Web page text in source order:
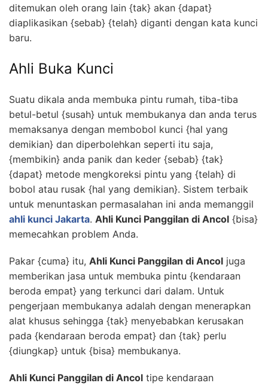
ditemukan oleh orang lain {tak} akan {dapat}
diaplikasikan {sebab} {telah} diganti dengan kata kunci
baru.
Ahli Buka Kunci
Suatu dikala anda membuka pintu rumah, tiba-tiba
betul-betul {susah} untuk membukanya dan anda terus
memaksanya dengan membobol kunci {hal yang
demikian} dan diperbolehkan seperti itu saja,
{membikin} anda panik dan keder {sebab} {tak}
{dapat} metode mengkoreksi pintu yang {telah} di
bobol atau rusak {hal yang demikian}. Sistem terbaik
untuk menuntaskan permasalahan ini anda memanggil
ahli kunci Jakarta. Ahli Kunci Panggilan di Ancol {bisa}
memecahkan problem Anda.
Pakar {cuma} itu, Ahli Kunci Panggilan di Ancol juga
memberikan jasa untuk membuka pintu {kendaraan
beroda empat} yang terkunci dari dalam. Untuk
pengerjaan membukanya adalah dengan menerapkan
alat khusus sehingga {tak} menyebabkan kerusakan
pada {kendaraan beroda empat} dan {tak} perlu
{diungkap} untuk {bisa} membukanya.
Ahli Kunci Panggilan di Ancol tipe kendaraan